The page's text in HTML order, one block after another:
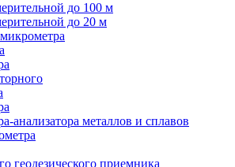
до 100 м
до 20 м
анализатора металлов и сплавов
геодезического приемника